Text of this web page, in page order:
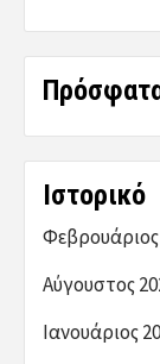
Ιστορικό
Φεβρουάριος
Αύγουστος
Ιανουάριος